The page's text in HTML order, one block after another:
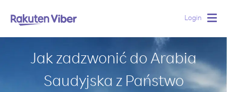
Login
Jak zadzwonić do Arabia
Saudyjska z Państwo